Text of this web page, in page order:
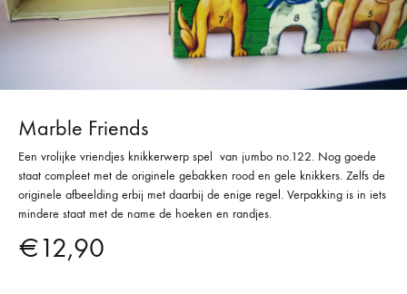
Marble Friends
Een vrolijke vriendjes knikkerwerp spel van jumbo no.122. Nog goede
staat compleet met de originele gebakken rood en gele knikkers. Zelfs de
originele afbeelding erbij met daarbij de enige regel. Verpakking is in iets
mindere staat met de name de hoeken en randjes.
€12,90